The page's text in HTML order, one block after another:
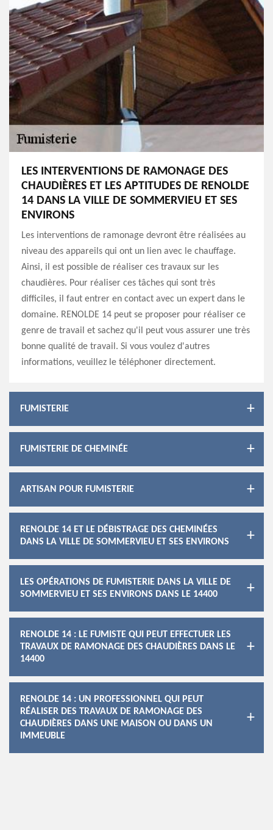
LES INTERVENTIONS DE RAMONAGE DES
CHAUDIÈRES ET LES APTITUDES DE RENOLDE
14 DANS LA VILLE DE SOMMERVIEU ET SES
ENVIRONS
Les interventions de ramonage devront être réalisées au
niveau des appareils qui ont un lien avec le chauffage.
Ainsi, il est possible de réaliser ces travaux sur les
chaudières. Pour réaliser ces tâches qui sont très
difficiles, il faut entrer en contact avec un expert dans le
domaine. RENOLDE 14 peut se proposer pour réaliser ce
genre de travail et sachez qu'il peut vous assurer une très
bonne qualité de travail. Si vous voulez d'autres
informations, veuillez le téléphoner directement.
FUMISTERIE
FUMISTERIE DE CHEMINÉE
ARTISAN POUR FUMISTERIE
RENOLDE 14 ET LE DÉBISTRAGE DES CHEMINÉES
DANS LA VILLE DE SOMMERVIEU ET SES ENVIRONS
LES OPÉRATIONS DE FUMISTERIE DANS LA VILLE DE
SOMMERVIEU ET SES ENVIRONS DANS LE 14400
RENOLDE 14 : LE FUMISTE QUI PEUT EFFECTUER LES
TRAVAUX DE RAMONAGE DES CHAUDIÈRES DANS LE
14400
RENOLDE 14 : UN PROFESSIONNEL QUI PEUT
RÉALISER DES TRAVAUX DE RAMONAGE DES
CHAUDIÈRES DANS UNE MAISON OU DANS UN
IMMEUBLE